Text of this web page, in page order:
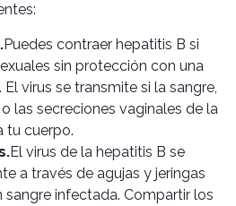
Puedes contraer hepatitis B si
sin protección con una
virus se transmite si la sangre,
las secreciones vaginales de la
tu cuerpo.
El virus de la hepatitis B se
a través de agujas y jeringas
infectada. Compartir los